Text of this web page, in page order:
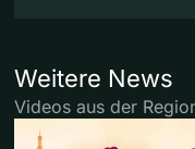
Weitere News
Videos aus der